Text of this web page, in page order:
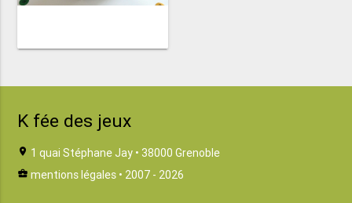
K fée des jeux
location_on 1 quai Stéphane Jay • 38000 Grenoble
business_center mentions légales • 2007 - 2026